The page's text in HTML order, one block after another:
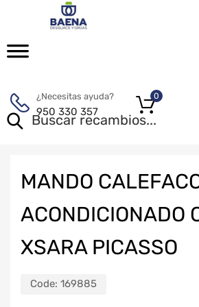
¿Necesitas ayuda?
950 330 357
0
MANDO
ACONDICIONADO
XSARA PICASSO
Code: 169885